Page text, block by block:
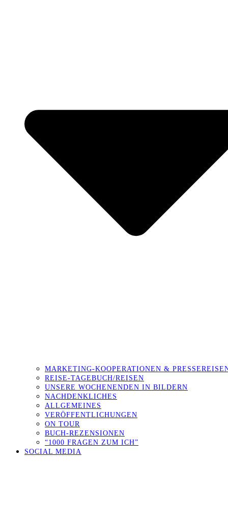
MARKETING-KOOPERATIONEN &
REISE-TAGEBUCH/REISEN
UNSERE WOCHENENDEN IN BILDERN
NACHDENKLICHES
ALLGEMEINES
VERÖFFENTLICHUNGEN
ON TOUR
BUCH-REZENSIONEN
“1000 FRAGEN ZUM ICH”
SOCIAL MEDIA